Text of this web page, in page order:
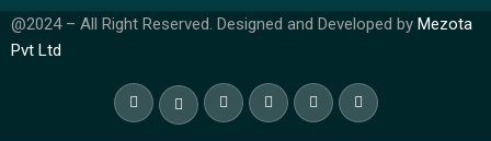
@2024 – All Right Reserved. Designed and Developed by Mezota
Pvt Ltd